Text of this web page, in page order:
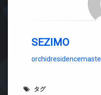
SEZIMO
タグ